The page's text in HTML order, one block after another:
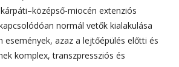
miocén extenziós
normál vetők kialakulása
események, azaz a lejtőépülés előtti és
komplex, transzpressziós és